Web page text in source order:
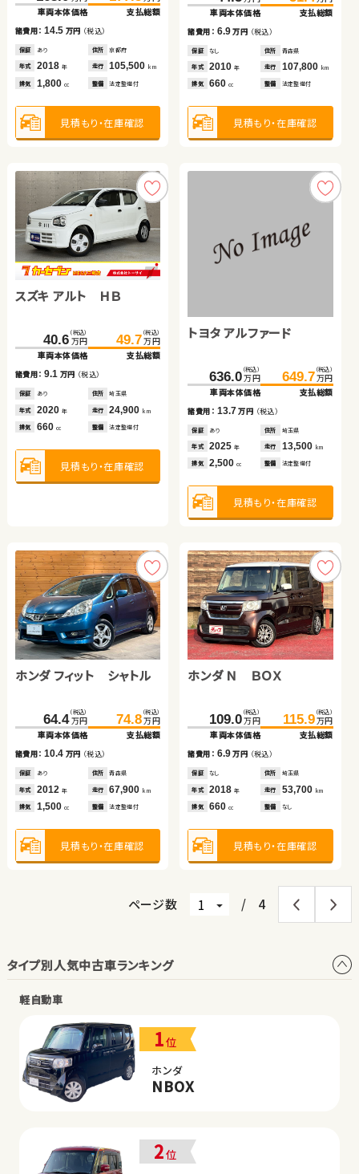
車両本体価格
支払総額
諸費用：14.5 万円 （税込）
保証 あり 住所 京都府
年式 2018 年 走行 105,500 km
排気 1,800 cc 整備 法定整備付
見積もり・在庫確認
車両本体価格
支払総額
諸費用： 6.9万円 （税込）
保証 なし 住所 青森県
年式 2010年 走行 107,800 km
排気 660cc 整備 法定整備付
見積もり・在庫確認
スズキ アルト ＨＢ
40.6 （税込）
万円
車両本体価格
49.7 （税込）
万円
支払総額
諸費用：9.1 万円 （税込）
保証 あり 住所 埼玉県
年式 2020 年 走行 24,900 km
排気 660 cc 整備 法定整備付
見積もり・在庫確認
トヨタ アルファード
636.0 （税込）
万円
車両本体価格
649.7 （税込）
万円
支払総額
諸費用： 13.7万円 （税込）
保証 あり 住所 埼玉県
年式 2025年 走行 13,500 km
排気 2,500cc 整備 法定整備付
見積もり・在庫確認
ホンダ フィット シャトル
64.4（税込）
万円
車両本体価格
74.8 （税込）
万円
支払総額
諸費用：10.4 万円 （税込）
保証 あり 住所 青森県
年式 2012 年 走行 67,900 km
排気 1,500 cc 整備 法定整備付
見積もり・在庫確認
ホンダ Ｎ ＢＯＸ
109.0 （税込）
万円
車両本体価格
115.9 （税込）
万円
支払総額
諸費用： 6.9万円 （税込）
保証 なし 住所 埼玉県
年式 2018年 走行 53,700 km
排気 660cc 整備 なし
見積もり・在庫確認
137.5万円
車両本体価格
諸費用：7.3 万円 （税込）
保証 なし 住所 千葉県
排気 660 整備 法定整備付
62.7万円
車両本体価格
諸費用：7.4 万円 （税込）
保証 なし 住所 岡山県
排気 2,000cc 整備 法定整備付
トヨタ ノア
215.0万円
車両本体価格
諸費用：10.5万円 （税込）
保証 なし 住所 福島県
排気 2,000cc 整備 法定整備付
日産 セレナ
217.6 （税込）
万円
車両本体価格
229.7 （税込）
万円
支払総額
諸費用： 12.1万円 （税込）
保証 あり 住所 埼玉県
年式 2019年 走行 28,200 km
排気 1,200cc 整備 法定整備付
見積もり・在庫確認
トヨタ ルーミー
149.0（税込）
万円
車両本体価格
160.8 （税込）
万円
支払総額
諸費用：11.8 万円 （税込）
保証 あり 住所 岡山県
年式 2021 年 走行 49,100 km
排気 1,000 cc 整備 法定整備付
見積もり・在庫確認
スズキ スイフト
83.0 （税込）
万円
車両本体価格
96.7 （税込）
万円
支払総額
諸費用： 13.7万円（税込）
保証 あり 住所 鹿児島県
年式 2017年 走行 57,400 km
排気 1,200 整備 法定整備付
見積もり・在庫確認
車両本体価格
支払総額
諸費用：11.7 万円 （税込）
保証 あり 住所 北海道
年式 2024 年 走行 13,400km
排気 1,500 cc 整備 法定整備付
見積もり・在庫確認
車両本体価格
支払総額
諸費用： 13.1万円（税込）
保証 あり 住所 鹿児島県
年式 2012年 走行 62,200km
排気 2,400 整備 法定整備付
見積もり・在庫確認
トヨタ アルファード
64.8 （税込）
万円
車両本体価格
86.0 （税込）
万円
支払総額
諸費用：21.2万円（税込）
保証 あり 住所 三重県
年式 2009 年 走行 96,900 km
排気 2,400 整備 法定整備付
見積もり・在庫確認
119.7 （税込）
万円
129.3
諸費用：9.6 万円（税込）
なし
年式 2016年 走行
排気 1,800 整備 法定整備付
見積もり・在庫確認
スズキ ジムニー
224.9（税込）
万円
229.9（税込）
万円
諸費用：5.0 万円（税込）
あり 徳島県
年式 2024年 走行
排気 660 整備 法定整備付
見積もり・在庫確認
トヨタ ルーミー
138.0 （税込）
万円
諸費用：9.7 万円（税込）
あり
年式 2022年 走行
排気 1,000 整備 法定整備付
見積もり・在庫確認
ページ数 / 4
タイプ別人気中古車ランキング
軽自動車
1位
ホンダ
NBOX
2位